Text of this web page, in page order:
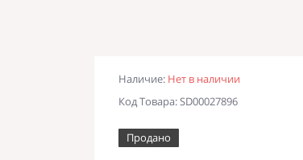
Наличие: Нет в наличии
Код Товара: SD00027896
Продано